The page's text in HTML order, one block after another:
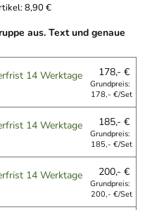
8,90 €
aus. Text und genaue
14 Werktage
178,- €
Grundpreis:
178,- €/Set
14 Werktage
185,- €
Grundpreis:
185,- €/Set
14 Werktage
200,- €
Grundpreis:
200,- €/Set